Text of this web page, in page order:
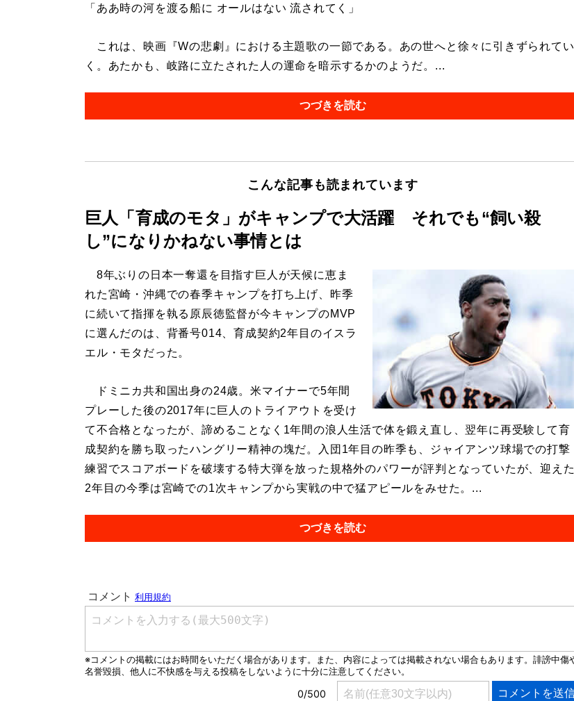
「ああ時の河を渡る船に オールはない 流されてく」
これは、映画『Wの悲劇』における主題歌の一節である。あの世へと徐々に引きずられてい
く。あたかも、岐路に立たされた人の運命を暗示するかのようだ。...
つづきを読む
こんな記事も読まれています
巨人「育成のモタ」がキャンプで大活躍 それでも“飼い殺
し”になりかねない事情とは
8年ぶりの日本一奪還を目指す巨人が天候に恵ま
れた宮崎・沖縄での春季キャンプを打ち上げ、昨季
に続いて指揮を執る原辰徳監督が今キャンプのMVP
に選んだのは、背番号014、育成契約2年目のイスラ
エル・モタだった。
ドミニカ共和国出身の24歳。米マイナーで5年間
プレーした後の2017年に巨人のトライアウトを受け
て不合格となったが、諦めることなく1年間の浪人生活で体を鍛え直し、翌年に再受験して育
成契約を勝ち取ったハングリー精神の塊だ。入団1年目の昨季も、ジャイアンツ球場での打撃
練習でスコアボードを破壊する特大弾を放った規格外のパワーが評判となっていたが、迎えた
2年目の今季は宮崎での1次キャンプから実戦の中で猛アピールをみせた。...
つづきを読む